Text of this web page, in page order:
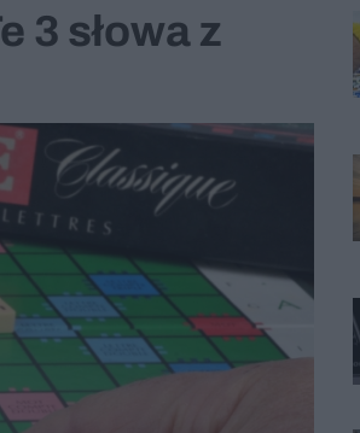
3 słowa z